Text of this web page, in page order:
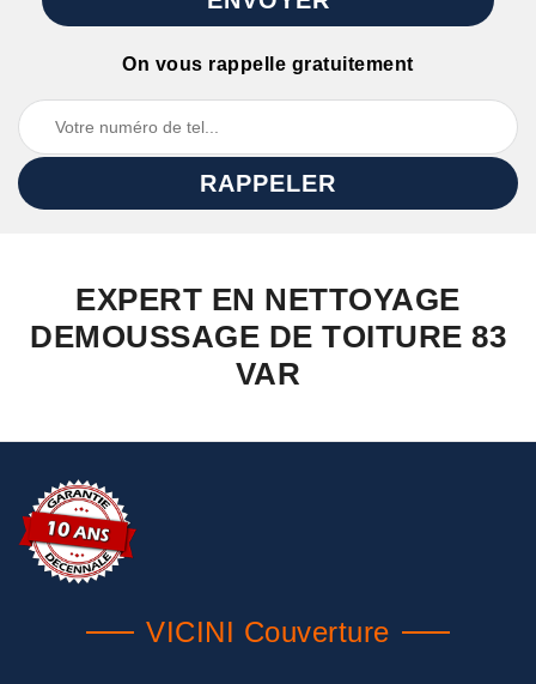
On vous rappelle gratuitement
EXPERT EN NETTOYAGE
DEMOUSSAGE DE TOITURE 83
VAR
VICINI Couverture